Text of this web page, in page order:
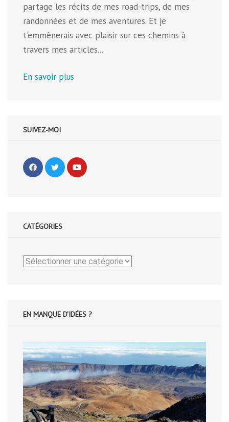
partage les récits de mes road-trips, de mes
randonnées et de mes aventures. Et je
t'emmènerais avec plaisir sur ces chemins à
travers mes articles...
En savoir plus
SUIVEZ-MOI
CATÉGORIES
Catégories
EN MANQUE D'IDÉES ?